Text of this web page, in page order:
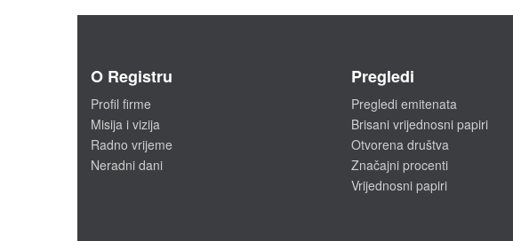
O Registru
Profil firme
Misija i vizija
Radno vrijeme
Neradni dani
Pregledi
Pregledi emitenata
Brisani vrijednosni papiri
Otvorena društva
Značajni procenti
Vrijednosni papiri